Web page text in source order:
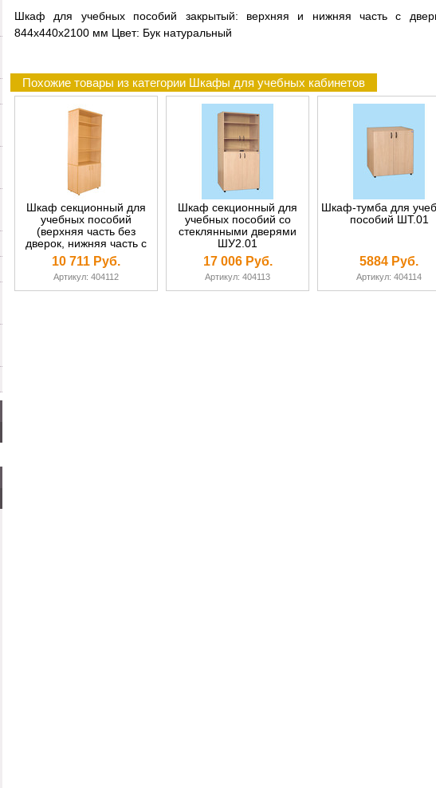
Шкаф для учебных пособий закрытый: верхняя и нижняя часть с
844х440х2100 мм Цвет: Бук натуральный
Похожие товары из категории Шкафы для учебных кабинетов
Шкаф секционный для
учебных пособий
(верхняя часть без
дверок, нижняя часть с
дверками) ШС2.01
10 711 Руб.
Артикул: 404112
Шкаф секционный для
учебных пособий со
стеклянными дверями
ШУ2.01
17 006 Руб.
Артикул: 404113
Шкаф-тумба для
пособий ШТ.01
5884 Руб.
Артикул: 404114